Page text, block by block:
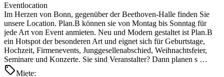
Eventlocation
Im Herzen von Bonn, gegenüber der Beethoven-Halle finden Sie
unsere Location. Plan.B können sie von Montag bis Sonntag für
jede Art von Event anmieten. Neu und Modern gestaltet ist Plan.B
ein Hotspot der besonderen Art und eignet sich für Geburtstage,
Hochzeit, Firmenevents, Junggesellenabschied, Weihnachtsfeier,
Seminare und Konzerte. Sie sind Veranstalter? Dann planen s …
Miete: